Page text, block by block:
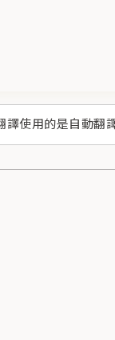
譯使用的是自動翻